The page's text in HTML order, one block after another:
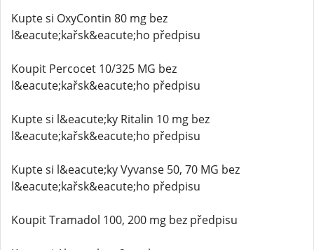
Kupte si OxyContin 80 mg bez
l&eacute;kařsk&eacute;ho předpisu
Koupit Percocet 10/325 MG bez
l&eacute;kařsk&eacute;ho předpisu
Kupte si l&eacute;ky Ritalin 10 mg bez
l&eacute;kařsk&eacute;ho předpisu
Kupte si l&eacute;ky Vyvanse 50, 70 MG bez
l&eacute;kařsk&eacute;ho předpisu
Koupit Tramadol 100, 200 mg bez předpisu